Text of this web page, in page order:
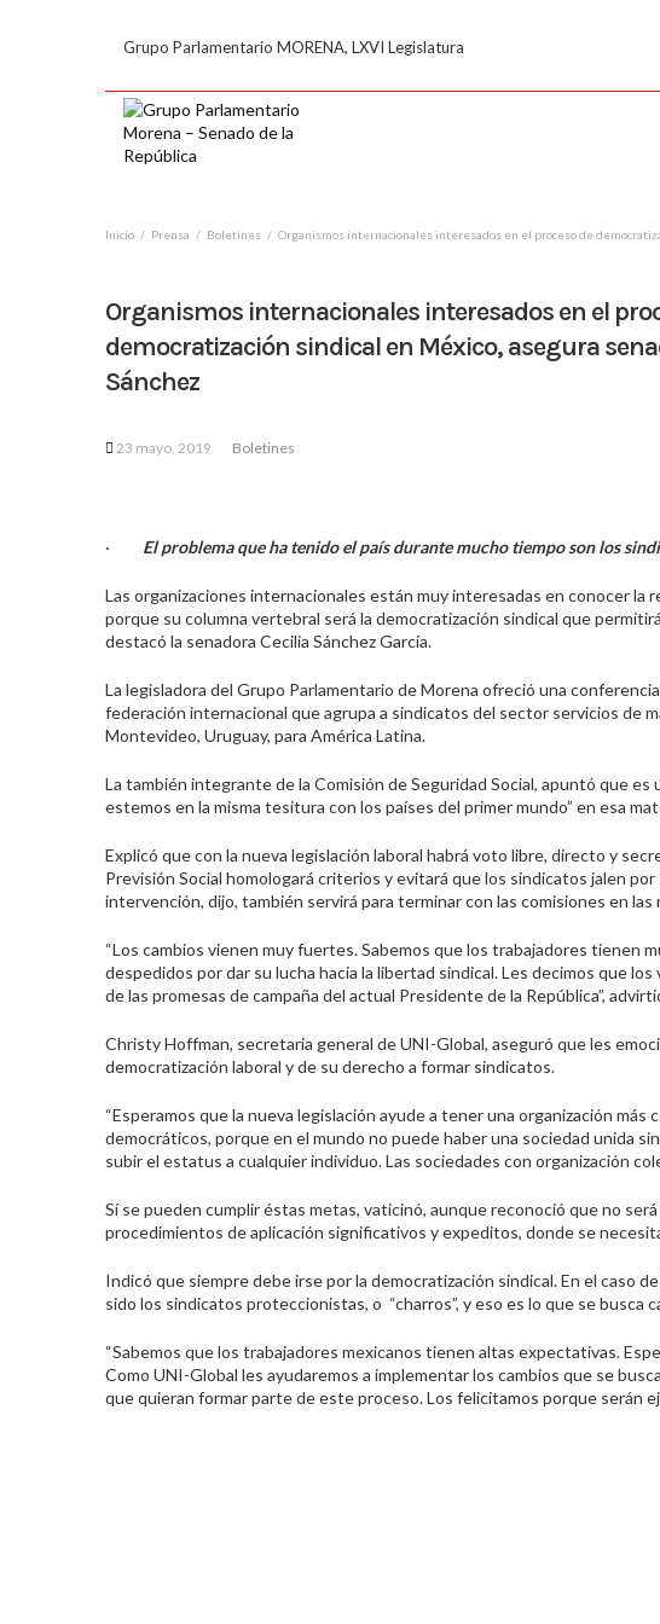
Grupo Parlamentario MORENA, LXVI Legislatura
Inicio Prensa Boletines Organismos internacionales interesados en el proceso de
Organismos internacionales interesados en el
democratización sindical en México, asegura
Sánchez
23 mayo, 2019 Boletines
· El problema que ha tenido el país durante mucho tiempo son los
Las organizaciones internacionales están muy interesadas en conocer la
porque su columna vertebral será la democratización sindical que
destacó la senadora Cecilia Sánchez García.
La legisladora del Grupo Parlamentario de Morena ofreció una
federación internacional que agrupa a sindicatos del sector servicios de
Montevideo, Uruguay, para América Latina.
La también integrante de la Comisión de Seguridad Social, apuntó que
estemos en la misma tesitura con los países del primer mundo” en esa
Explicó que con la nueva legislación laboral habrá voto libre, directo y
Previsión Social homologará criterios y evitará que los sindicatos jalen
intervención, dijo, también servirá para terminar con las comisiones en
“Los cambios vienen muy fuertes. Sabemos que los trabajadores tienen
despedidos por dar su lucha hacia la libertad sindical. Les decimos que
de las promesas de campaña del actual Presidente de la República”,
Christy Hoffman, secretaria general de UNI-Global, aseguró que les
democratización laboral y de su derecho a formar sindicatos.
“Esperamos que la nueva legislación ayude a tener una organización
democráticos, porque en el mundo no puede haber una sociedad unida
subir el estatus a cualquier individuo. Las sociedades con organización
Sí se pueden cumplir éstas metas, vaticinó, aunque reconoció que no
procedimientos de aplicación significativos y expeditos, donde se
Indicó que siempre debe irse por la democratización sindical. En el caso
sido los sindicatos proteccionistas, o “charros”, y eso es lo que se busca
“Sabemos que los trabajadores mexicanos tienen altas expectativas.
Como UNI-Global les ayudaremos a implementar los cambios que se
que quieran formar parte de este proceso. Los felicitamos porque serán